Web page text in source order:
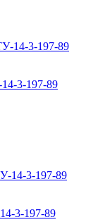
3-197-89
3-197-89